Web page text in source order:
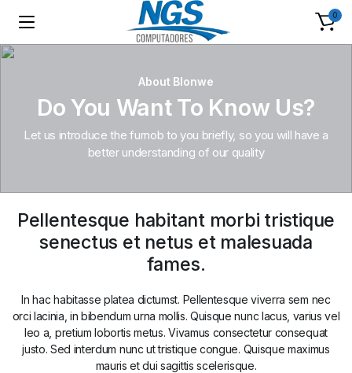
0
About Blonwe
Do You Want To Know Us?
Let us introduce the furnob to you briefly, so you will have a
better understanding of our quality
Pellentesque habitant morbi tristique
senectus et netus et malesuada
fames.
In hac habitasse platea dictumst. Pellentesque viverra sem nec
orci lacinia, in bibendum urna mollis. Quisque nunc lacus, varius vel
leo a, pretium lobortis metus. Vivamus consectetur consequat
justo. Sed interdum nunc ut tristique congue. Quisque maximus
mauris et dui sagittis scelerisque.